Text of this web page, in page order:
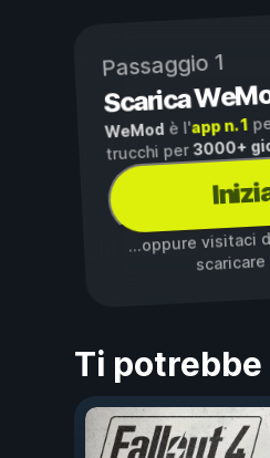
Passaggio 1
Scarica
WeMod è l'app n. 1
trucchi per3000+
...oppure visitaci
Ti